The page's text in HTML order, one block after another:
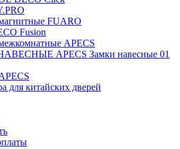
FUARO
Fusion
APECS
APECS Замки навесные 01
для китайских дверей